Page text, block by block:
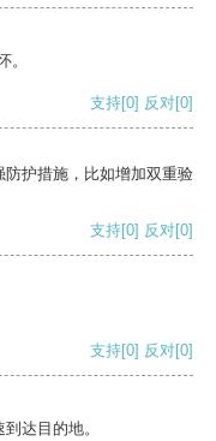
。
支持[0] 反对[0]
护措施，比如增加双重验
支持[0] 反对[0]
支持[0] 反对[0]
达目的地。